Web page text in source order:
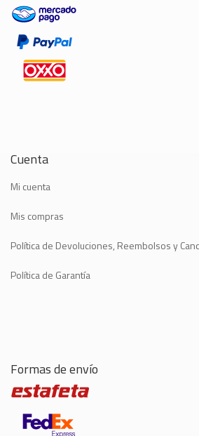
Cuenta
Mi cuenta
Mis compras
Política de Devoluciones, Reembolsos y
Política de Garantía
Formas de envío